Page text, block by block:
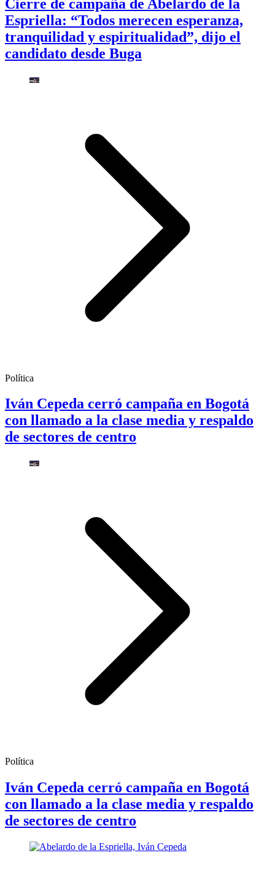
Cierre de campaña de Abelardo de la
Espriella: “Todos merecen esperanza,
tranquilidad y espiritualidad”, dijo el
candidato desde Buga
Política
Iván Cepeda cerró campaña en Bogotá
con llamado a la clase media y respaldo
de sectores de centro
Política
Iván Cepeda cerró campaña en Bogotá
con llamado a la clase media y respaldo
de sectores de centro